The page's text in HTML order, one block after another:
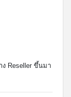
ง Reseller ขึ้นมา